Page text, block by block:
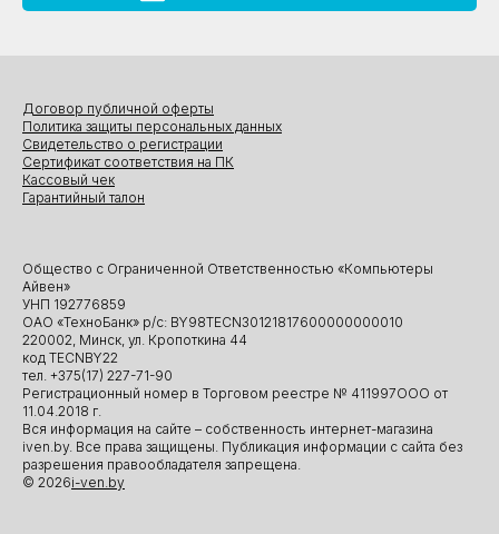
Общество с Ограниченной Ответственностью «Компьютеры
Айвен»
УНП 192776859
ОАО «ТехноБанк» р/с: BY98TECN30121817600000000010
220002, Минск, ул. Кропоткина 44
код TECNBY22
тел. +375(17) 227-71-90
Регистрационный номер в Торговом реестре № 411997ООО от
11.04.2018 г.
Вся информация на сайте – собственность интернет-магазина
iven.by. Все права защищены. Публикация информации с сайта без
разрешения правообладателя запрещена.
© 2026i-ven.by
Договор публичной оферты
Политика защиты персональных данных
Свидетельство о регистрации
Сертификат соответствия на ПК
Кассовый чек
Гарантийный талон